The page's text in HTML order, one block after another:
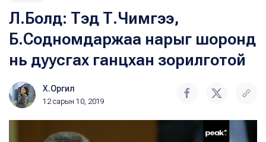
Л.Болд: Тэд Т.Чимгээ,
Б.Содномдаржаа нарыг шоронд
нь дуусгах ганцхан зорилготой
Х.Оргил
12 сарын 10, 2019